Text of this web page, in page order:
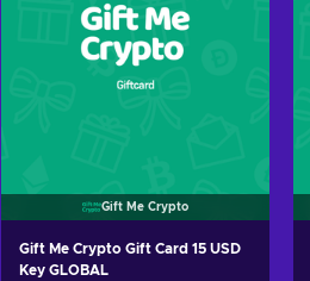
Gift Me Crypto
Gift Me Crypto Gift Card 15 USD
Key GLOBAL